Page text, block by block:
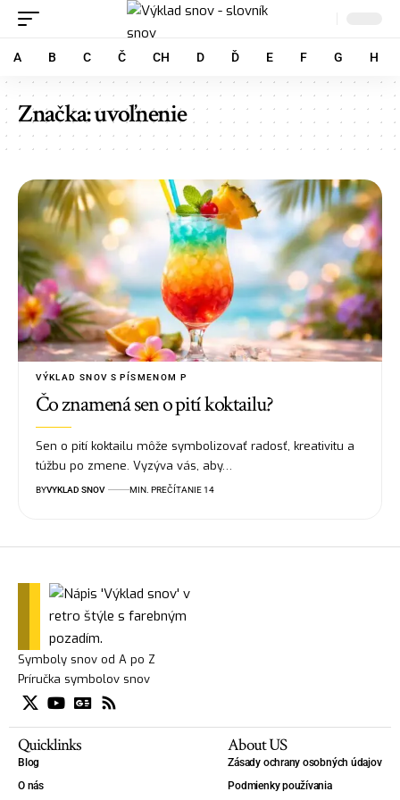
A B C Č CH D Ď E F G H
Značka:uvoľnenie
VÝKLAD SNOV S PÍSMENOM P
Čo znamená sen o pití koktailu?
Sen o pití koktailu môže symbolizovať radosť, kreativitu a
túžbu po zmene. Vyzýva vás, aby…
BYVYKLAD SNOV MIN. PREČÍTANIE 14
Symboly snov od A po Z
Príručka symbolov snov
Quicklinks
Blog
O nás
About US
Zásady ochrany osobných údajov
Podmienky používania